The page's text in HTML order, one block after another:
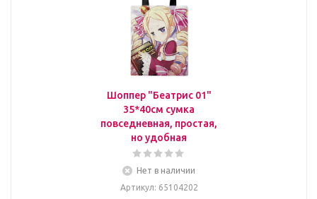
Шоппер "Беатрис 01"
35*40см сумка
повседневная, простая,
но удобная
Нет в наличии
Артикул: 65104202